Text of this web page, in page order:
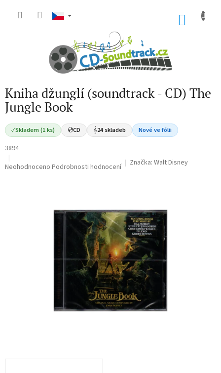
Kniha džunglí (soundtrack - CD) The
Jungle Book
✓Skladem (1 ks) 💿CD 𝄞24 skladeb Nové ve fólii
3894
Průměrné
Neohodnoceno Podrobnosti hodnocení Značka: Walt Disney